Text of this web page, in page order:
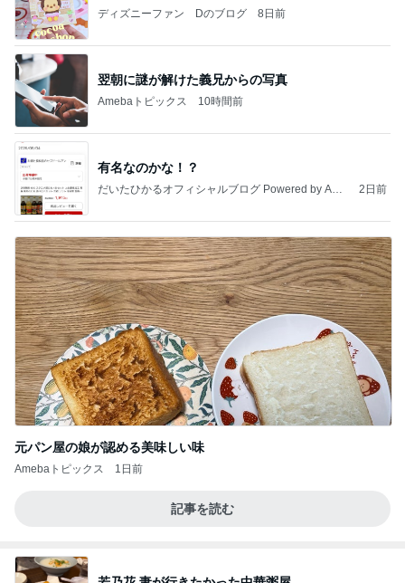
ディズニーファン Dのブログ 8日前
翌朝に謎が解けた義兄からの写真
Amebaトピックス 10時間前
有名なのかな！？
だいたひかるオフィシャルブログ Powered by Ame
2日前
元パン屋の娘が認める美味しい味
Amebaトピックス 1日前
記事を読む